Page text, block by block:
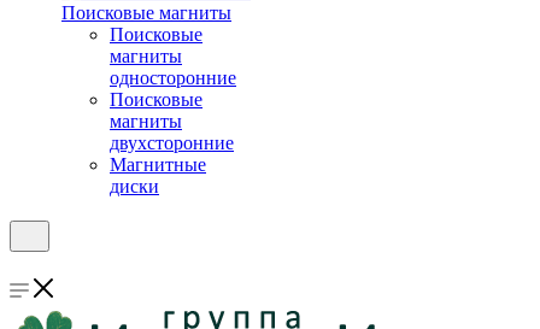
Поисковые магниты
Поисковые
магниты
односторонние
Поисковые
магниты
двухсторонние
Магнитные
диски